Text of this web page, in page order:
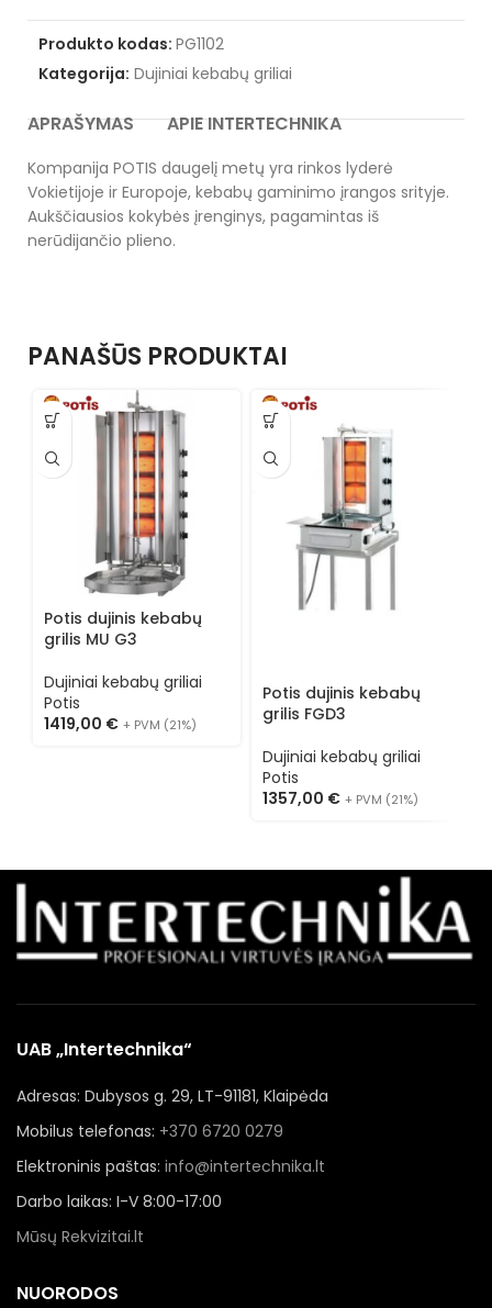
Produkto kodas: PG1102
Kategorija: Dujiniai kebabų griliai
APRAŠYMAS APIE INTERTECHNIKA
Kompanija POTIS daugelį metų yra rinkos lyderė
Vokietijoje ir Europoje, kebabų gaminimo įrangos srityje.
Aukščiausios kokybės įrenginys, pagamintas iš
nerūdijančio plieno.
PANAŠŪS PRODUKTAI
Potis dujinis kebabų
grilis MU G3
Dujiniai kebabų griliai
Potis
1419,00 € + PVM (21%)
Potis dujinis kebabų
grilis FGD3
Dujiniai kebabų griliai
Potis
1357,00 € + PVM (21%)
UAB „Intertechnika“
Adresas: Dubysos g. 29, LT-91181, Klaipėda
Mobilus telefonas: +370 6720 0279
Elektroninis paštas: info@intertechnika.lt
Darbo laikas: I-V 8:00-17:00
Mūsų Rekvizitai.lt
NUORODOS